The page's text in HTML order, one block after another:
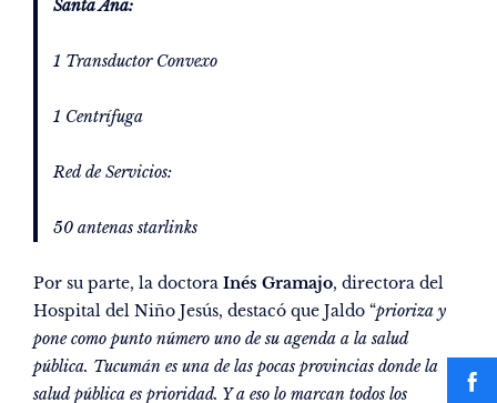
Santa Ana:
1 Transductor Convexo
1 Centrífuga
Red de Servicios:
50 antenas starlinks
Por su parte, la doctora Inés Gramajo, directora del
Hospital del Niño Jesús, destacó que Jaldo “prioriza y
pone como punto número uno de su agenda a la salud
pública. Tucumán es una de las pocas provincias donde la
salud pública es prioridad. Y a eso lo marcan todos los